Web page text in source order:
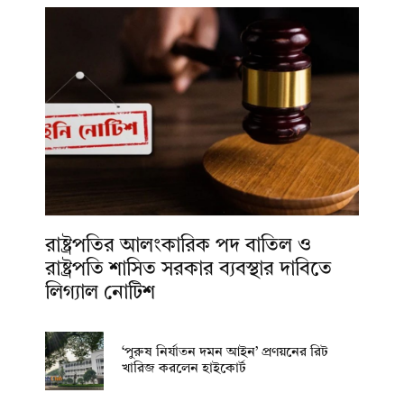
রাষ্ট্রপতির আলংকারিক পদ বাতিল ও
রাষ্ট্রপতি শাসিত সরকার ব্যবস্থার দাবিতে
লিগ্যাল নোটিশ
‘পুরুষ নির্যাতন দমন আইন’ প্রণয়নের রিট
খারিজ করলেন হাইকোর্ট